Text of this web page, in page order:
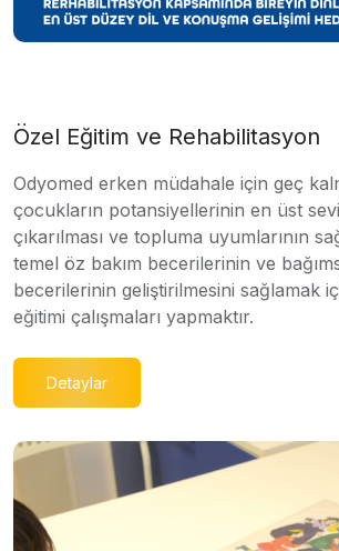
Özel Eğitim ve Rehabilitasyon
Odyomed erken müdahale için geç
çocukların potansiyellerinin en üst
çıkarılması ve topluma uyumlarının
temel öz bakım becerilerinin ve
becerilerinin geliştirilmesini sağlamak
eğitimi çalışmaları yapmaktır.
Detaylar